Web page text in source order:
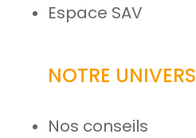
Espace SAV
NOTRE UNIVERS
Nos conseils